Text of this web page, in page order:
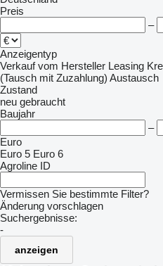
Preis
–
Anzeigentyp
Verkauf vom Hersteller Leasing
(Tausch mit Zuzahlung) Austausch
Zustand
neu gebraucht
Baujahr
–
Euro
Euro 5 Euro 6
Agroline ID
Vermissen Sie bestimmte Filter?
Änderung vorschlagen
Suchergebnisse:
-
anzeigen